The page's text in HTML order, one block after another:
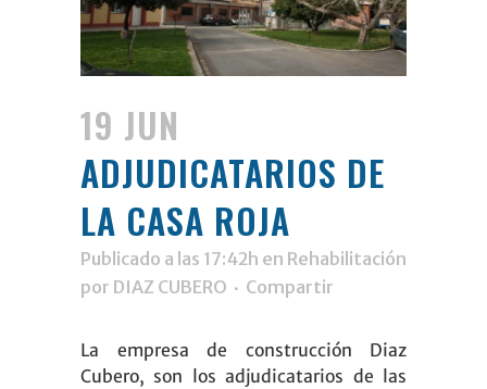
19 JUN
ADJUDICATARIOS DE
LA CASA ROJA
Publicado a las 17:42h en Rehabilitación
por DIAZ CUBERO Compartir
La empresa de construcción Diaz
Cubero, son los adjudicatarios de las